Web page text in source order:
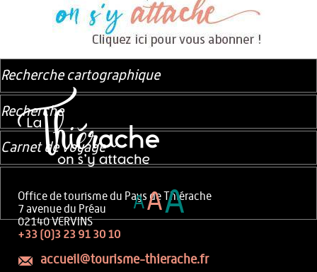
Office de tourisme du Pays de Thiérache
7 avenue du Préau
02140 VERVINS
+33 (0)3 23 91 30 10
accueil@tourisme-thierache.fr
Recherche cartographique
Recherche
Carnet de voyage
AAA